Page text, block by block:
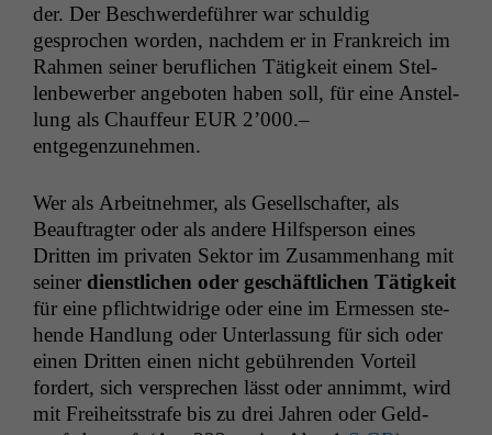
der. Der Beschw­erde­führer war schuldig
gesprochen wor­den, nach­dem er in Frankre­ich im
Rah­men sein­er beru­flichen Tätigkeit einem Stel­
len­be­wer­ber ange­boten haben soll, für eine Anstel­
lung als Chauf­feur EUR 2’000.–
entgegenzunehmen.
Wer als Arbeit­nehmer, als Gesellschafter, als
Beauf­tragter oder als andere Hil­f­sper­son eines
Drit­ten im pri­vat­en Sek­tor im Zusam­men­hang mit
sein­er dien­stlichen oder geschäftlichen Tätigkeit
für eine pflichtwidrige oder eine im Ermessen ste­
hende Hand­lung oder Unter­las­sung für sich oder
einen Drit­ten einen nicht gebühren­den Vorteil
fordert, sich ver­sprechen lässt oder annimmt, wird
mit Frei­heitsstrafe bis zu drei Jahren oder Geld­